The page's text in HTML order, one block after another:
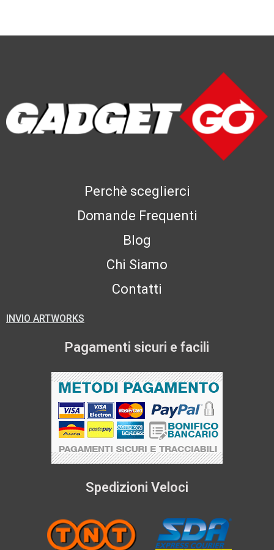
Perchè sceglierci
Domande Frequenti
Blog
Chi Siamo
Contatti
INVIO ARTWORKS
Pagamenti sicuri e facili
Spedizioni Veloci